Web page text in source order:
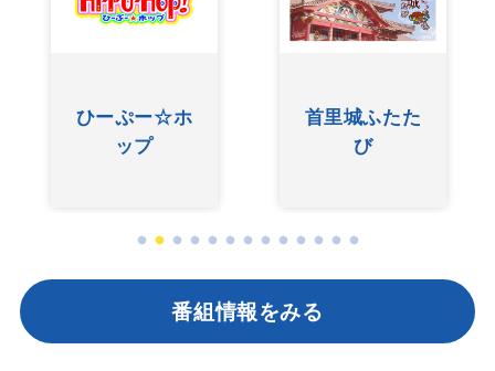
ひーぷー☆ホ
ップ
首里城ふたた
び
番組情報をみる